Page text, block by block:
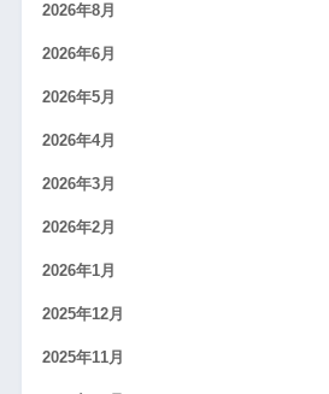
2026年8月
2026年6月
2026年5月
2026年4月
2026年3月
2026年2月
2026年1月
2025年12月
2025年11月